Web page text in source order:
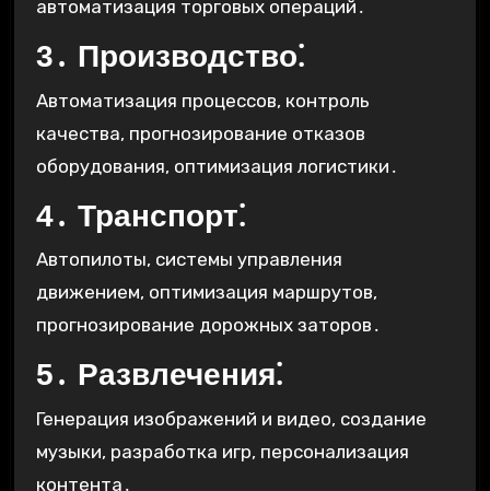
автоматизация торговых операций․
3․ Производство⁚
Автоматизация процессов, контроль
качества, прогнозирование отказов
оборудования, оптимизация логистики․
4․ Транспорт⁚
Автопилоты, системы управления
движением, оптимизация маршрутов,
прогнозирование дорожных заторов․
5․ Развлечения⁚
Генерация изображений и видео, создание
музыки, разработка игр, персонализация
контента․